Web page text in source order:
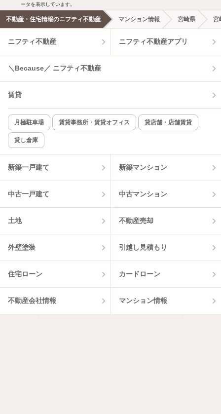
ータを表示しています。
不動産・住宅情報のニフティ不動産 マンション情報 宮崎県 宮
ニフティ不動産 ニフティ不動産アプリ
＼Because／ ニフティ不動産
賃貸
月極駐車場 賃貸事務所・賃貸オフィス 貸店舗・店舗賃貸
貸し倉庫
新築一戸建て 新築マンション
中古一戸建て 中古マンション
土地 不動産売却
外壁塗装 引越し見積もり
住宅ローン カードローン
不動産会社情報 マンション情報